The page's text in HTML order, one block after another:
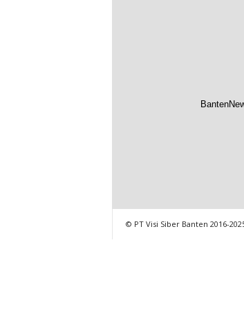
© PT Visi Siber Banten 2016-